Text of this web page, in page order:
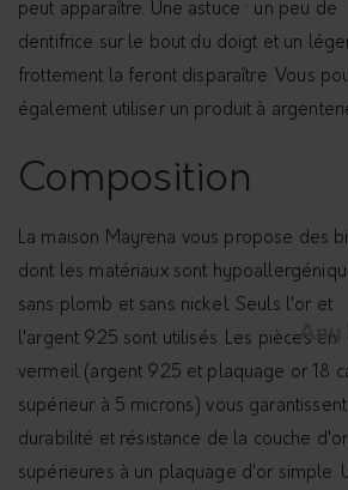
H
o
m
e
L
'
O
r
i
g
i
n
peut apparaître. Une astuce : un peu de
dentifrice sur le bout du doigt et un
frottement la feront disparaître. Vous
également utiliser un produit à
Composition
La maison Mayrena vous propose des
dont les matériaux sont
sans plomb et sans nickel. Seuls l'or et
l'argent 925 sont utilisés. Les pièces en
vermeil (argent 925 et plaquage or 18
supérieur à 5 microns) vous
durabilité et résistance de la couche
supérieures à un plaquage d'or simple.
Any